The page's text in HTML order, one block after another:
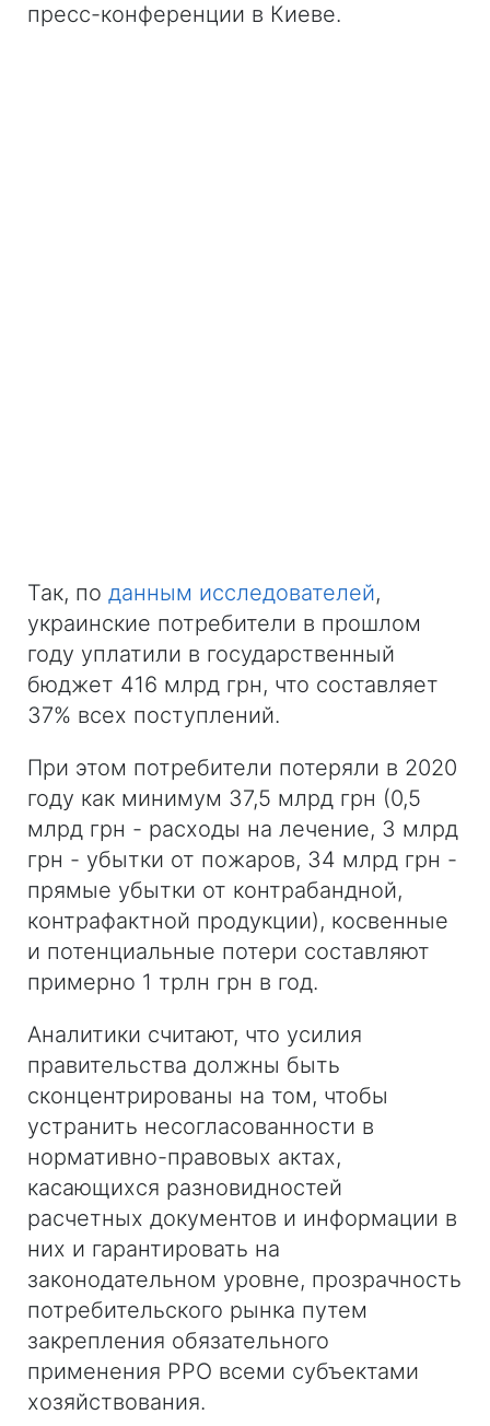
пресс-конференции в Киеве.
Так, по данным исследователей,
украинские потребители в прошлом
году уплатили в государственный
бюджет 416 млрд грн, что составляет
37% всех поступлений.
При этом потребители потеряли в 2020
году как минимум 37,5 млрд грн (0,5
млрд грн - расходы на лечение, 3 млрд
грн - убытки от пожаров, 34 млрд грн -
прямые убытки от контрабандной,
контрафактной продукции), косвенные
и потенциальные потери составляют
примерно 1 трлн грн в год.
Аналитики считают, что усилия
правительства должны быть
сконцентрированы на том, чтобы
устранить несогласованности в
нормативно-правовых актах,
касающихся разновидностей
расчетных документов и информации в
них и гарантировать на
законодательном уровне, прозрачность
потребительского рынка путем
закрепления обязательного
применения РРО всеми субъектами
хозяйствования.